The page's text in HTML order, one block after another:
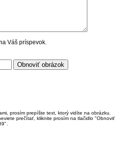
Váš príspevok.
prosím prepíšte text, ktorý vidíte na obrázku.
prečítať, kliknite prosím na tlačidlo "Obnoviť